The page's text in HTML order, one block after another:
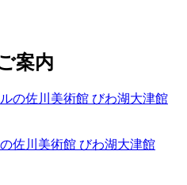
案内
佐川美術館 びわ湖大津館